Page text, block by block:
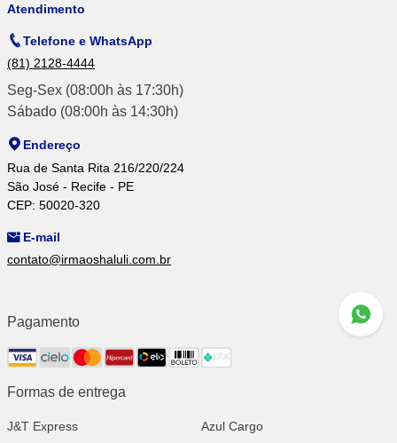
Atendimento
Telefone e WhatsApp
(81) 2128-4444
Seg-Sex (08:00h às 17:30h)
Sábado (08:00h às 14:30h)
Endereço
Rua de Santa Rita 216/220/224
São José - Recife - PE
CEP: 50020-320
E-mail
contato@irmaoshaluli.com.br
Pagamento
Formas de entrega
J&T Express
Azul Cargo